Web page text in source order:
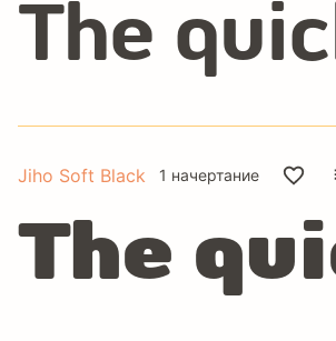
The
Jiho Soft Black 1 начертание
The